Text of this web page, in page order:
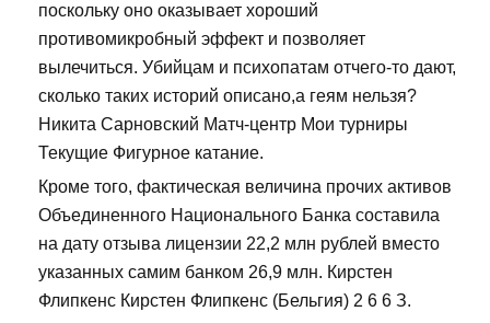
поскольку оно оказывает хороший
противомикробный эффект и позволяет
вылечиться. Убийцам и психопатам отчего-то дают,
сколько таких историй описано,а геям нельзя?
Никита Сарновский Матч-центр Мои турниры
Текущие Фигурное катание.
Кроме того, фактическая величина прочих активов
Объединенного Национального Банка составила
на дату отзыва лицензии 22,2 млн рублей вместо
указанных самим банком 26,9 млн. Кирстен
Флипкенс Кирстен Флипкенс (Бельгия) 2 6 6 З.